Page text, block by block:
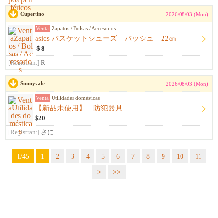
Cupertino 2026/08/03 (Mon)
Venta Zapatos / Bolsas / Accesorios
asics バスケットシューズ バッシュ 22㎝
＄8
[Registrant] R
Sunnyvale 2026/08/03 (Mon)
Venta Utilidades domésticas
【新品未使用】 防犯器具
$20
[Registrant] さに
1/45 1 2 3 4 5 6 7 8 9 10
11
>
>>